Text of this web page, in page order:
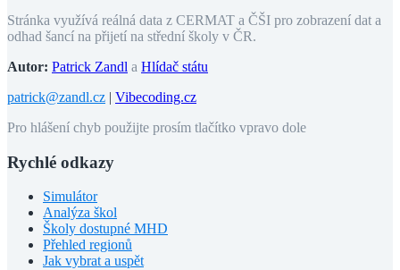
Stránka využívá reálná data z CERMAT a ČŠI pro zobrazení dat a
odhad šancí na přijetí na střední školy v ČR.
Autor: Patrick Zandl a Hlídač státu
patrick@zandl.cz | Vibecoding.cz
Pro hlášení chyb použijte prosím tlačítko vpravo dole
Rychlé odkazy
Simulátor
Analýza škol
Školy dostupné MHD
Přehled regionů
Jak vybrat a uspět